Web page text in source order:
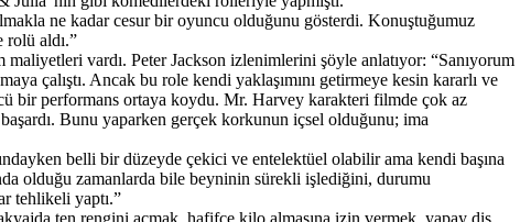
ne kadar cesur bir oyuncu olduğunu gösterdi. Konuştuğumuz
rolü aldı.”
vardı. Peter Jackson izlenimlerini şöyle anlatıyor: “Sanıyorum
çalıştı. Ancak bu role kendi yaklaşımını getirmeye kesin kararlı ve
bir performans ortaya koydu. Mr. Harvey karakteri filmde çok az
Bunu yaparken gerçek korkunun içsel olduğunu; ima
belli bir düzeyde çekici ve entelektüel olabilir ama kendi başına
olduğu zamanlarda bile beyninin sürekli işlediğini, durumu
tehlikeli yaptı.”
ten rengini açmak, hafifçe kilo almasına izin vermek, yapay diş,